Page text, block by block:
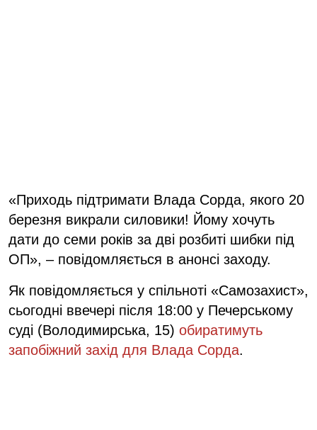
«Приходь підтримати Влада Сорда, якого 20
березня викрали силовики! Йому хочуть
дати до семи років за дві розбиті шибки під
ОП», – повідомляється в анонсі заходу.
Як повідомляється у спільноті «Самозахист»,
сьогодні ввечері після 18:00 у Печерському
суді (Володимирська, 15) обиратимуть
запобіжний захід для Влада Сорда.